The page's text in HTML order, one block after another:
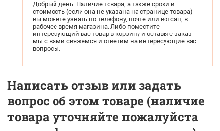
Добрый день. Наличие товара, а также сроки и
стоимость (если она не указана на странице товара)
вы можете узнать по телефону, почте или вотсап, в
рабочее время магазина. Либо поместите
интересующий вас товар в корзину и оставьте заказ -
мы с вами свяжемся и ответим на интересующие вас
вопросы.
Написать отзыв или задать
вопрос об этом товаре (наличие
товара уточняйте пожалуйста